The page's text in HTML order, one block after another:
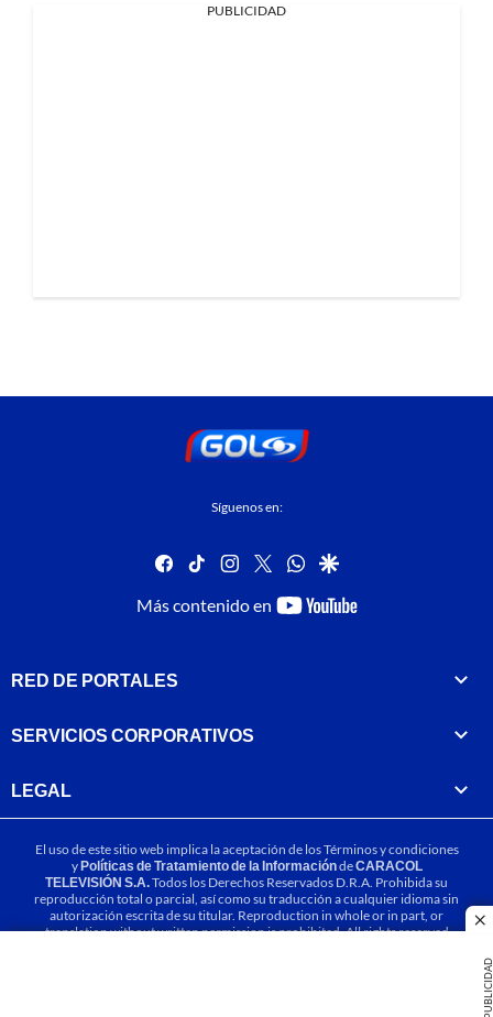
PUBLICIDAD
PUBLICIDAD
Síguenos en:
facebook
tiktok instagram
twitterwhatsapp
google
Más contenido en
youtube-
RED DE PORTALES
SERVICIOS CORPORATIVOS
LEGAL
El uso de este sitio web implica la aceptación de losTérminos y condiciones
yPolíticas de Tratamiento de la InformacióndeCARACOL
TELEVISIÓN S.A.Todos los Derechos Reservados D.R.A. Prohibida su
reproducción total o parcial, así como su traducción a cualquier idioma sin
autorización escrita de su titular. Reproduction in whole or in part, or
translation without written permission is prohibited. All rights reserved